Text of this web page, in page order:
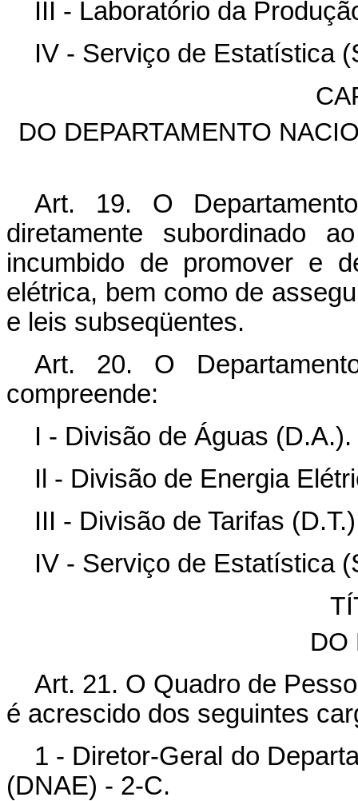
III - Laboratório da
IV - Serviço de Estatística
DO DEPARTAMENTO
Art. 19. O
diretamente subordinado
incumbido de promover e
elétrica, bem como de
e leis subseqüentes.
Art. 20. O
compreende:
I - Divisão de Águas (D.A.).
Il - Divisão de Energia
III - Divisão de Tarifas
IV - Serviço de Estatística
DO
Art. 21. O Quadro de
é acrescido dos seguintes
1 - Diretor-Geral do
(DNAE) - 2-C.